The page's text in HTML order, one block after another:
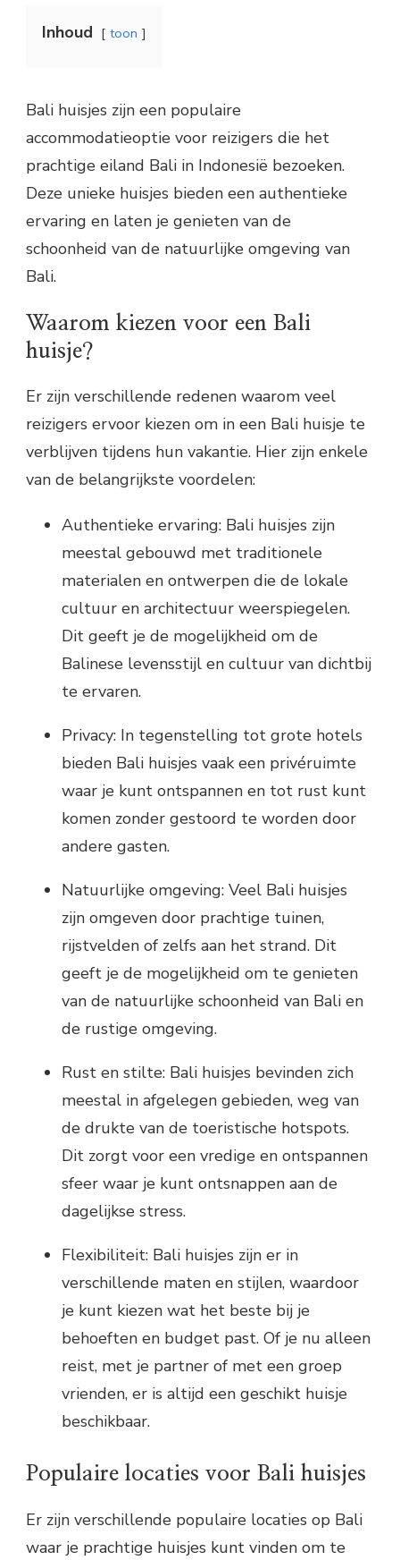
Inhoud toon
Bali huisjes zijn een populaire
accommodatieoptie voor reizigers die het
prachtige eiland Bali in Indonesië bezoeken.
Deze unieke huisjes bieden een authentieke
ervaring en laten je genieten van de
schoonheid van de natuurlijke omgeving van
Bali.
Waarom kiezen voor een Bali
huisje?
Er zijn verschillende redenen waarom veel
reizigers ervoor kiezen om in een Bali huisje te
verblijven tijdens hun vakantie. Hier zijn enkele
van de belangrijkste voordelen:
Authentieke ervaring: Bali huisjes zijn
meestal gebouwd met traditionele
materialen en ontwerpen die de lokale
cultuur en architectuur weerspiegelen.
Dit geeft je de mogelijkheid om de
Balinese levensstijl en cultuur van dichtbij
te ervaren.
Privacy: In tegenstelling tot grote hotels
bieden Bali huisjes vaak een privéruimte
waar je kunt ontspannen en tot rust kunt
komen zonder gestoord te worden door
andere gasten.
Natuurlijke omgeving: Veel Bali huisjes
zijn omgeven door prachtige tuinen,
rijstvelden of zelfs aan het strand. Dit
geeft je de mogelijkheid om te genieten
van de natuurlijke schoonheid van Bali en
de rustige omgeving.
Rust en stilte: Bali huisjes bevinden zich
meestal in afgelegen gebieden, weg van
de drukte van de toeristische hotspots.
Dit zorgt voor een vredige en ontspannen
sfeer waar je kunt ontsnappen aan de
dagelijkse stress.
Flexibiliteit: Bali huisjes zijn er in
verschillende maten en stijlen, waardoor
je kunt kiezen wat het beste bij je
behoeften en budget past. Of je nu alleen
reist, met je partner of met een groep
vrienden, er is altijd een geschikt huisje
beschikbaar.
Populaire locaties voor Bali huisjes
Er zijn verschillende populaire locaties op Bali
waar je prachtige huisjes kunt vinden om te